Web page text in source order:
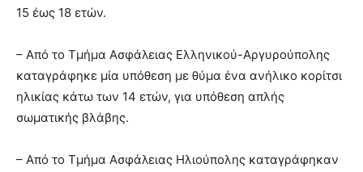
15 έως 18 ετών.
– Από το Τμήμα Ασφάλειας Ελληνικού-Αργυρούπολης
καταγράφηκε μία υπόθεση με θύμα ένα ανήλικο κορίτσι
ηλικίας κάτω των 14 ετών, για υπόθεση απλής
σωματικής βλάβης.
– Από το Τμήμα Ασφάλειας Ηλιούπολης καταγράφηκαν